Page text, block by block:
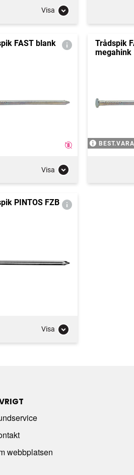
Visa
FAST blank
Visa
Trådspik
megahink
BEST.VARA
PINTOS FZB
Visa
webbplatsen